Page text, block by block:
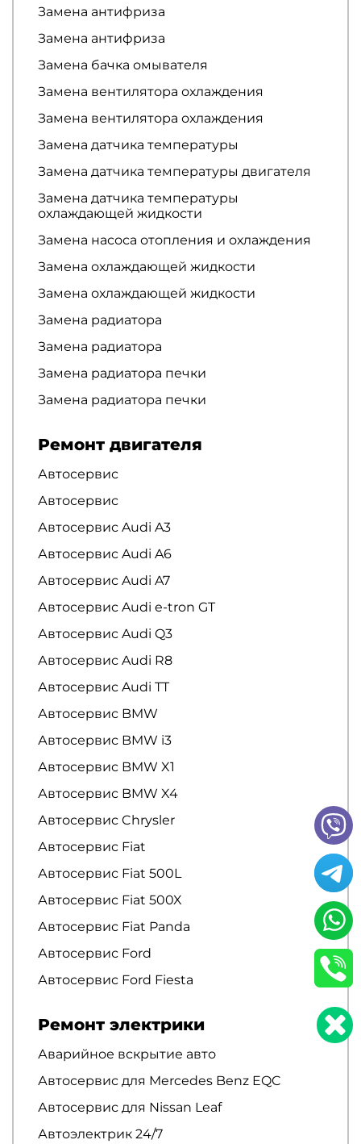
Замена антифриза
Замена антифриза
Замена бачка омывателя
Замена вентилятора охлаждения
Замена вентилятора охлаждения
Замена датчика температуры
Замена датчика температуры двигателя
Замена датчика температуры
охлаждающей жидкости
Замена насоса отопления и охлаждения
Замена охлаждающей жидкости
Замена охлаждающей жидкости
Замена радиатора
Замена радиатора
Замена радиатора печки
Замена радиатора печки
Ремонт двигателя
Автосервис
Автосервис
Автосервис Audi A3
Автосервис Audi A6
Автосервис Audi A7
Автосервис Audi e-tron GT
Автосервис Audi Q3
Автосервис Audi R8
Автосервис Audi TT
Автосервис BMW
Автосервис BMW i3
Автосервис BMW X1
Автосервис BMW X4
Автосервис Chrysler
Автосервис Fiat
Автосервис Fiat 500L
Автосервис Fiat 500X
Автосервис Fiat Panda
Автосервис Ford
Автосервис Ford Fiesta
Ремонт электрики
Аварийное вскрытие авто
Автосервис для Mercedes Benz EQC
Автосервис для Nissan Leaf
Автоэлектрик 24/7